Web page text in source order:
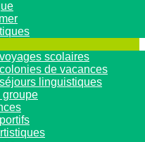
scolaires
de vacances
linguistiques
groupe